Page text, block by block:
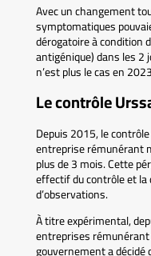
Avec un changement
symptomatiques
dérogatoire à condition
antigénique) dans les 2
n’est plus le cas en
Le contrôle
Depuis 2015, le
entreprise rémunérant
plus de 3 mois. Cette
effectif du contrôle et la
d’observations.
À titre expérimental,
entreprises
gouvernement a